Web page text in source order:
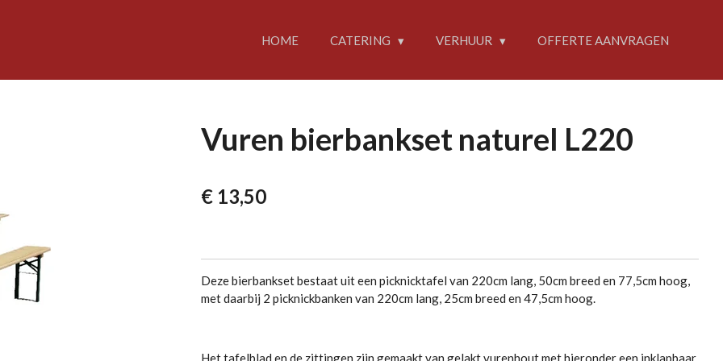
HOME CATERING VERHUUR OFFERTE AANVRAGEN
Vuren bierbankset naturel L220
€ 13,50
Deze bierbankset bestaat uit een picknicktafel van 220cm lang, 50cm breed en 77,5cm hoog,
met daarbij 2 picknickbanken van 220cm lang, 25cm breed en 47,5cm hoog.
Het tafelblad en de zittingen zijn gemaakt van gelakt vurenhout met hieronder een inklapbaar